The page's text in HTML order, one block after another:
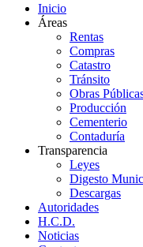
Inicio
Áreas
Rentas
Compras
Catastro
Tránsito
Obras
Producción
Cementerio
Contaduría
Transparencia
Leyes
Digesto
Descargas
Autoridades
H.C.D.
Noticias